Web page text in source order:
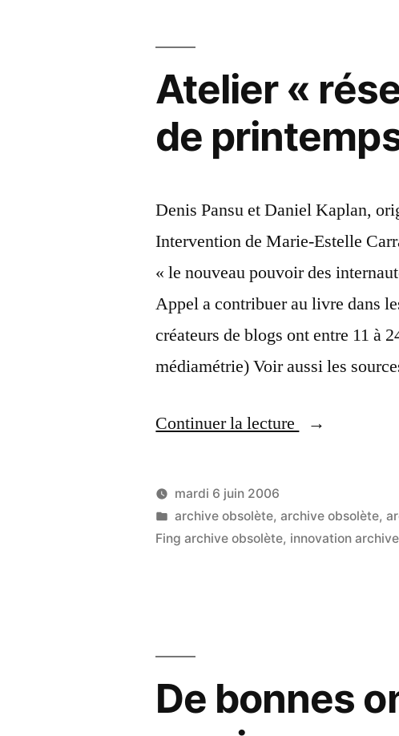
Fing »
Atelier «
de
Denis Pansu et Daniel Kaplan,
Intervention de Marie-Estelle
« le nouveau pouvoir des
Appel a contribuer au livre dans
créateurs de blogs ont entre 11 à
médiamétrie) Voir aussi les
Continuer la lecture
« Atelier
à
l’Université
Fing »
Publié
par
LucL
mardi 6 juin 2006
Publié
dans
archive obsolète,archive obsolète,
Fing archive obsolète, innovation
De bonnes